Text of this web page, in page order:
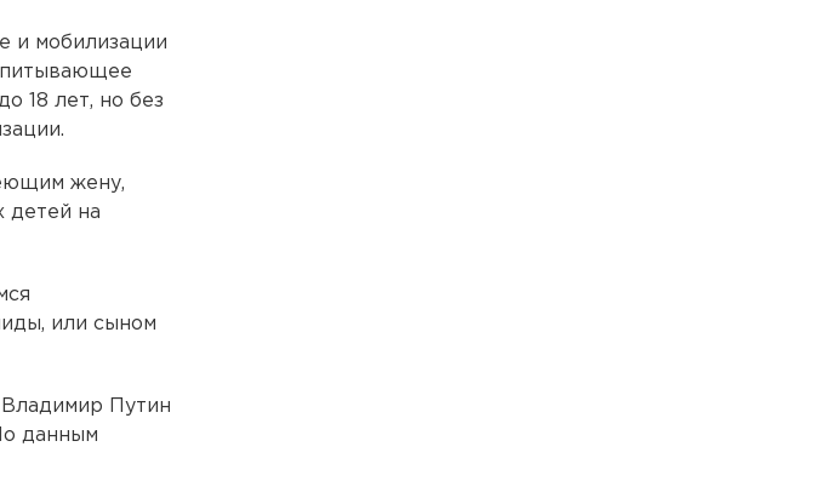
и мобилизации
18 лет, но без
жену,
детей на
или сыном
Владимир Путин
данным